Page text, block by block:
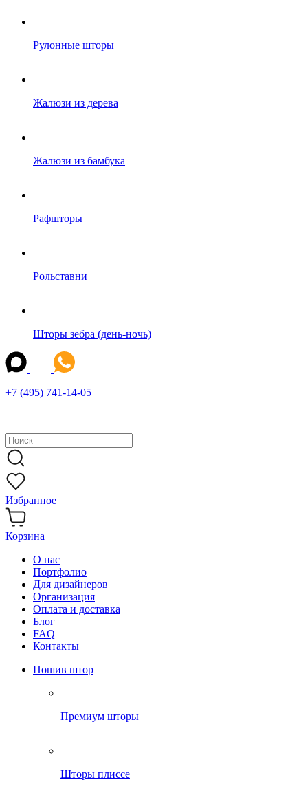
Рулонные шторы
Жалюзи из дерева
Жалюзи из бамбука
Рафшторы
Рольставни
Шторы зебра (день-ночь)
+7 (495) 741-14-05
Избранное
Корзина
О нас
Портфолио
Для дизайнеров
Организация
Оплата и доставка
Блог
FAQ
Контакты
Пошив штор
Премиум шторы
Шторы плиссе